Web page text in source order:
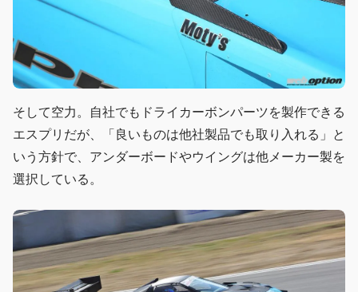
そして空力。自社でもドライカーボンパーツを製作できる
エスプリだが、「良いものは他社製品でも取り入れる」と
いう方針で、アンダーボードやウイングは他メーカー製を
選択している。